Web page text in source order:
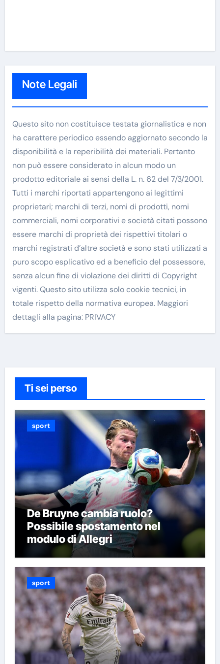
Note Legali
Questo sito non costituisce testata giornalistica e non
ha carattere periodico essendo aggiornato secondo la
disponibilità e la reperibilità dei materiali. Pertanto
non può essere considerato in alcun modo un
prodotto editoriale ai sensi della L. n. 62 del 7/3/2001.
Tutti i marchi riportati appartengono ai legittimi
proprietari; marchi di terzi, nomi di prodotti, nomi
commerciali, nomi corporativi e società citati possono
essere marchi di proprietà dei rispettivi titolari o
marchi registrati d’altre società e sono stati utilizzati a
puro scopo esplicativo ed a beneficio del possessore,
senza alcun fine di violazione dei diritti di Copyright
vigenti. Questo sito utilizza solo cookie tecnici, in
totale rispetto della normativa europea. Maggiori
dettagli alla pagina: PRIVACY
Ti sei perso
sport
De Bruyne cambia ruolo?
Possibile spostamento nel
modulo di Allegri
sport